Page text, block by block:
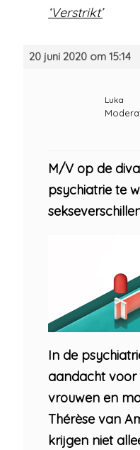
‘Verstrikt’
20 juni 2020 om 15:14
Luka
M/V op de
psychiatrie te
In de
aandacht voor
vrouwen en
Thérèse van
krijgen niet